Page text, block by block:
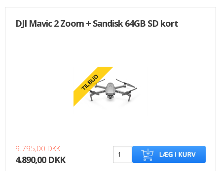
DJI Mavic 2 Zoom + Sandisk 64GB SD kort
9.795,00 DKK
4.890,00 DKK